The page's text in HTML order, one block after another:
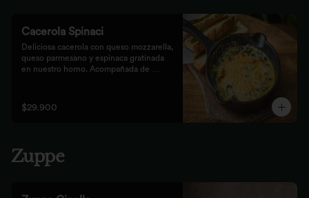
Cacerola Spinaci
Deliciosa cacerola con queso mozzarella,
queso parmesano y espinaca gratinada
en nuestro horno. Acompañada de
$29.900
Zuppe